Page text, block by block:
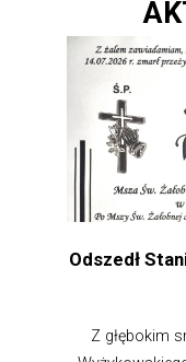
Odszedł
Z głębokim